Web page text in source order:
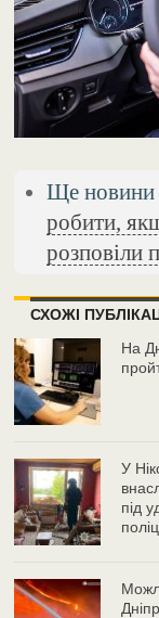
Ще новини
робити,
розповіли
СХОЖІ
На
У
під